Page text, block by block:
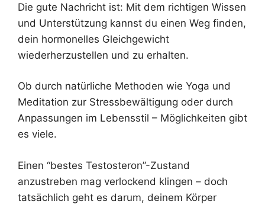
Die gute Nachricht ist: Mit dem richtigen Wissen
und Unterstützung kannst du einen Weg finden,
dein hormonelles Gleichgewicht
wiederherzustellen und zu erhalten.
Ob durch natürliche Methoden wie Yoga und
Meditation zur Stressbewältigung oder durch
Anpassungen im Lebensstil – Möglichkeiten gibt
es viele.
Einen “bestes Testosteron”-Zustand
anzustreben mag verlockend klingen – doch
tatsächlich geht es darum, deinem Körper